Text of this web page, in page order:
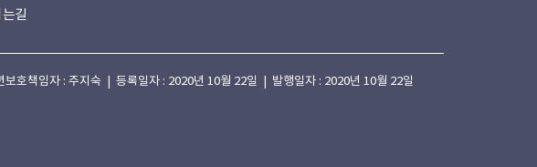
길
호책임자 : 주지숙 | 등록일자 : 2020년 10월 22일 | 발행일자 : 2020년 10월 22일